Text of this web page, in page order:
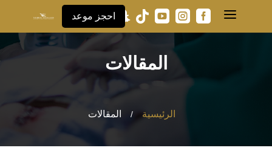
a




 احجز موعد
المقالات
الرئيسية / المقالات